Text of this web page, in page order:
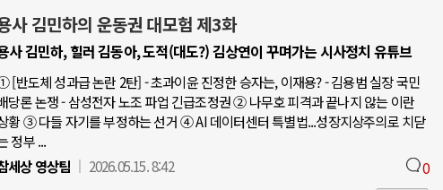
사 김민하의 운동권 대모험 제3화
사 김민하, 힐러 김동아, 도적(대도?) 김상연이 꾸며가는 시사정치 유튜브
[반도체 성과급 논란 2탄] - 초과이윤 진정한 승자는, 이재용? - 김용범 실장 국민
당론 논쟁 - 삼성전자 노조 파업 긴급조정권 ② 나무호 피격과 끝나지 않는 이란
황 ③ 다들 자기를 부정하는 선거 ④ AI 데이터센터 특별법...성장지상주의로 치닫
정부 ...
세상 영상팀
2026.05.15. 8:42 0